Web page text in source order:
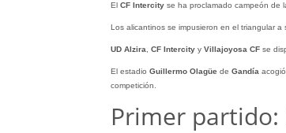
El CF Intercity se ha proclamado campeón de
Los alicantinos se impusieron en el triangular a
UD Alzira CF Intercityy Villajoyosa CFse
El estadio Guillermo Olagüe de Gandía
competición.
Primer partido: